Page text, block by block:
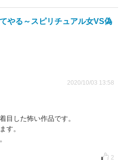
やる～スピリチュアル女VS偽
2020/10/03 13:58
目した怖い作品です。
す。
2